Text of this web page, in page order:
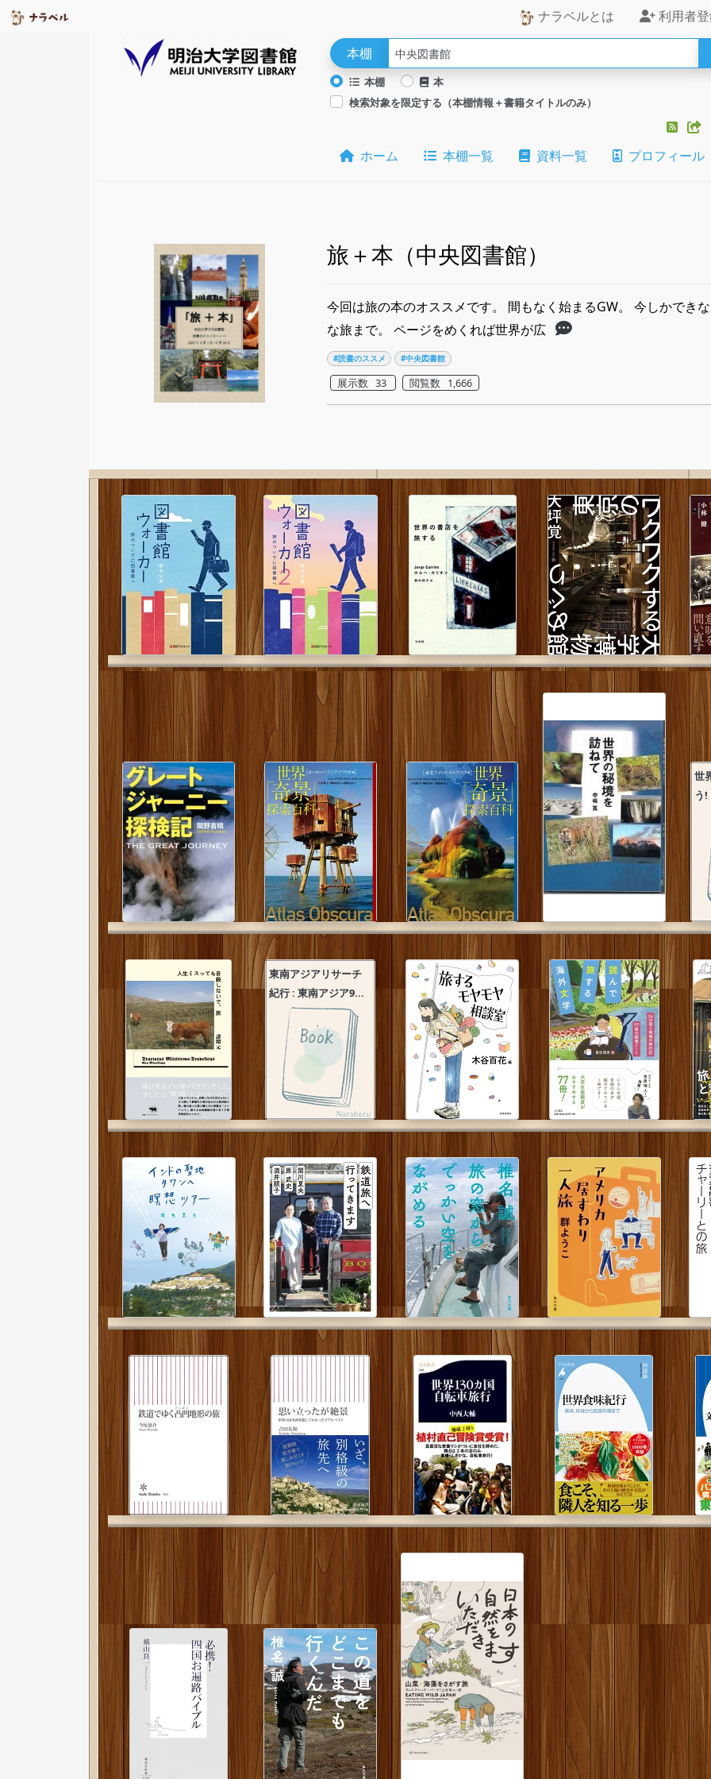
ナラベルとは 利用者
本棚
本棚
本
検索対象を限定する（本棚情報＋書籍タイトルのみ）
ホーム 本棚一覧 資料一覧 プロフィール
旅＋本（中央図書館）
今回は旅の本のオススメです。 間もなく始まるGW。 今しかでき
な旅まで。 ページをめくれば世界が広
#読書のススメ #中央図書館
展示数 33 閲覧数 1,666
世
う!
東南アジアリサーチ
紀行 : 東南アジア9...